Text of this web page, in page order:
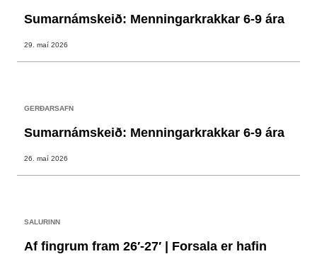
Sumarnámskeið: Menningarkrakkar 6-9 ára
29. maí 2026
GERÐARSAFN
Sumarnámskeið: Menningarkrakkar 6-9 ára
26. maí 2026
SALURINN
Af fingrum fram 26′-27′ | Forsala er hafin